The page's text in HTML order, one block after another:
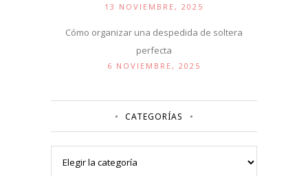
13 NOVIEMBRE, 2025
Cómo organizar una despedida de soltera
perfecta
6 NOVIEMBRE, 2025
CATEGORÍAS